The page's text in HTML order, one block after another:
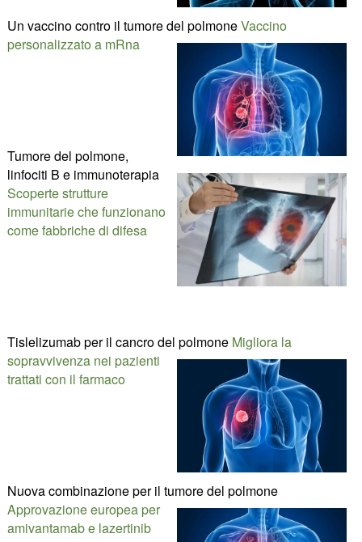
Un vaccino contro il tumore del polmoneVaccino
personalizzato a mRna
Tumore del polmone,
linfociti B e immunoterapia
Scoperte strutture
immunitarie che funzionano
come fabbriche di difesa
Tislelizumab per il cancro del polmone Migliora la
sopravvivenza nei pazienti
trattati con il farmaco
Nuova combinazione per il tumore del polmone
Approvazione europea per
amivantamab e lazertinib